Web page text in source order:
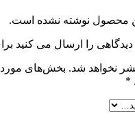
محصول نوشته نشده است.
دیدگاهی را ارسال می کنید
نخواهد شد. بخش‌های
*